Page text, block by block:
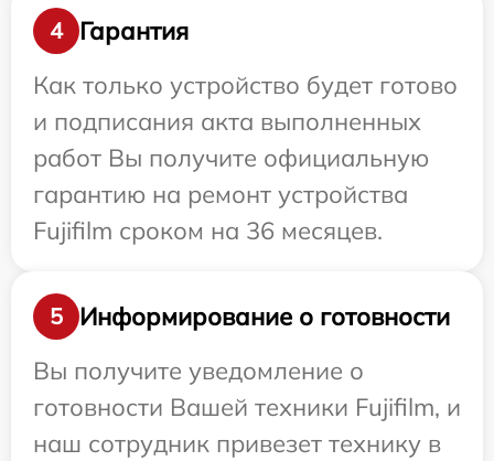
4
Гарантия
Как только устройство будет готово
и подписания акта выполненных
работ Вы получите официальную
гарантию на ремонт устройства
Fujifilm сроком на 36 месяцев.
5
Информирование о готовности
Вы получите уведомление о
готовности Вашей техники Fujifilm, и
наш сотрудник привезет технику в